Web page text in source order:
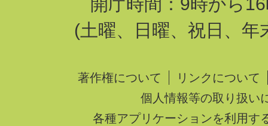
開庁時間：9時から
(土曜、日曜、祝日、年
著作権について
リンクについて
個人情報等の取り扱い
各種アプリケーションを利用す